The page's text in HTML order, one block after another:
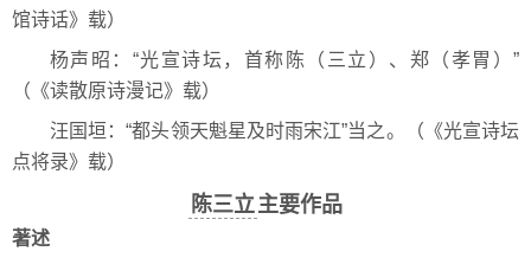
馆诗话》载）
杨声昭：“光宣诗坛，首称陈（三立）、郑（孝胃）”
（《读散原诗漫记》载）
汪国垣：“都头领天魁星及时雨宋江”当之。（《光宣诗坛
点将录》载）
陈三立主要作品
著述